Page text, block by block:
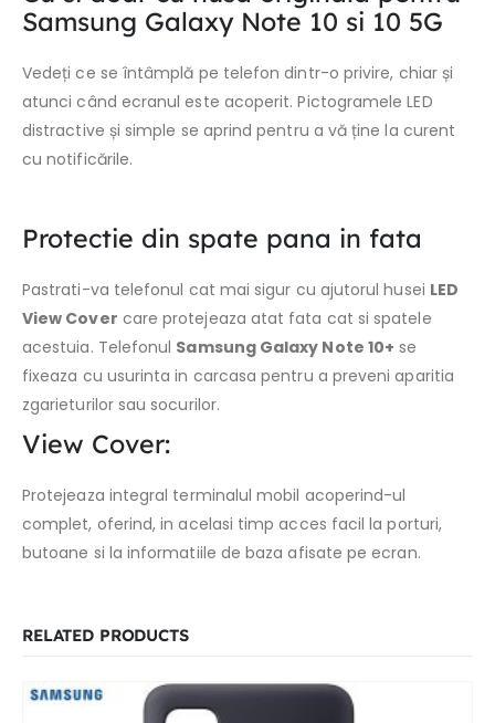
Samsung Galaxy Note 10 si 10 5G
Vedeți ce se întâmplă pe telefon dintr-o privire, chiar și
atunci când ecranul este acoperit. Pictogramele LED
distractive și simple se aprind pentru a vă ține la curent
cu notificările.
Protectie din spate pana in fata
Pastrati-va telefonul cat mai sigur cu ajutorul husei LED
View Cover care protejeaza atat fata cat si spatele
acestuia. Telefonul Samsung Galaxy Note 10+ se
fixeaza cu usurinta in carcasa pentru a preveni aparitia
zgarieturilor sau socurilor.
View Cover:
Protejeaza integral terminalul mobil acoperind-ul
complet, oferind, in acelasi timp acces facil la porturi,
butoane si la informatiile de baza afisate pe ecran.
RELATED PRODUCTS